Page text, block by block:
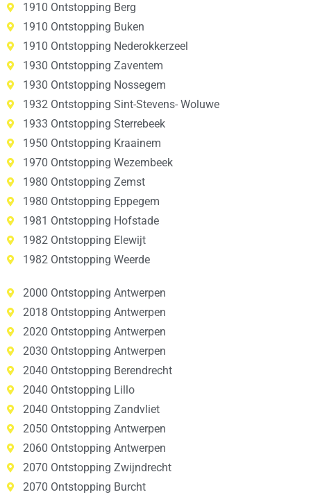
1910 Ontstopping Berg
1910 Ontstopping Buken
1910 Ontstopping Nederokkerzeel
1930 Ontstopping Zaventem
1930 Ontstopping Nossegem
1932 Ontstopping Sint-Stevens- Woluwe
1933 Ontstopping Sterrebeek
1950 Ontstopping Kraainem
1970 Ontstopping Wezembeek
1980 Ontstopping Zemst
1980 Ontstopping Eppegem
1981 Ontstopping Hofstade
1982 Ontstopping Elewijt
1982 Ontstopping Weerde
2000 Ontstopping Antwerpen
2018 Ontstopping Antwerpen
2020 Ontstopping Antwerpen
2030 Ontstopping Antwerpen
2040 Ontstopping Berendrecht
2040 Ontstopping Lillo
2040 Ontstopping Zandvliet
2050 Ontstopping Antwerpen
2060 Ontstopping Antwerpen
2070 Ontstopping Zwijndrecht
2070 Ontstopping Burcht